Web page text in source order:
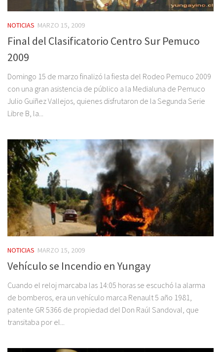
NOTICIAS MARZO 15, 2009
Final del Clasificatorio Centro Sur Pemuco
2009
Domingo 15 de marzo finalizó la fiesta del Rodeo Pemuco 2009
con una gran asistencia de público a la Medialuna de Pemuco
Julio Guiñez Vallejos, quienes disfrutaron de la Segunda Serie
Libre B, la...
NOTICIAS MARZO 15, 2009
Vehículo se Incendio en Yungay
Cuando el reloj marcaba las 14:05 horas se escuchó la alarma
de bomberos, era un vehículo marca Renault 5 año 1981,
patente GR 5366 de propiedad del Don Raúl Sandoval, que
transitaba por el...